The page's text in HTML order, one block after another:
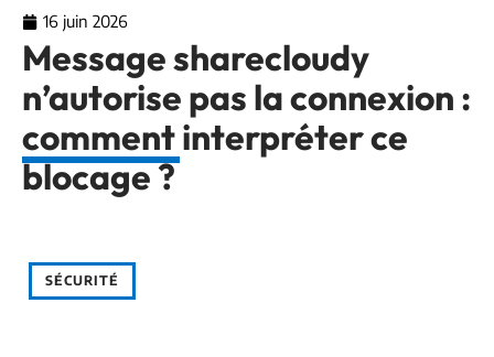
16 juin 2026
Message sharecloudy
n’autorise pas la connexion :
comment interpréter ce
blocage ?
SÉCURITÉ